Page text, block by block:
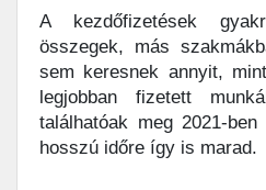
A kezdőfizetések
összegek, más
sem keresnek annyit,
legjobban fizetett
találhatóak meg 2021-
hosszú időre így is marad.